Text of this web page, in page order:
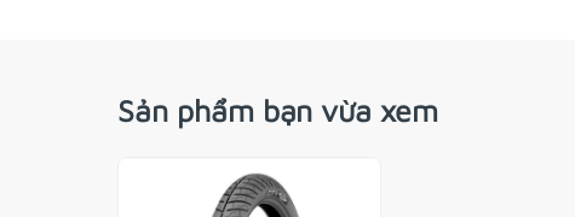
Sản phẩm bạn vừa xem